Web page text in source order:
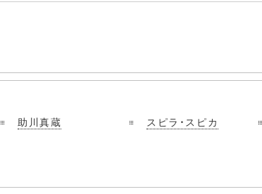
助川真蔵 スピラ・スピカ